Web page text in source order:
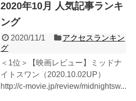
2020年10月 人気記事ランキ
ング
2020/11/1
アクセスランキン
グ
＜1位＞【映画レビュー】ミッドナ
イトスワン（2020.10.02UP）
http://c-movie.jp/review/midnightsw...